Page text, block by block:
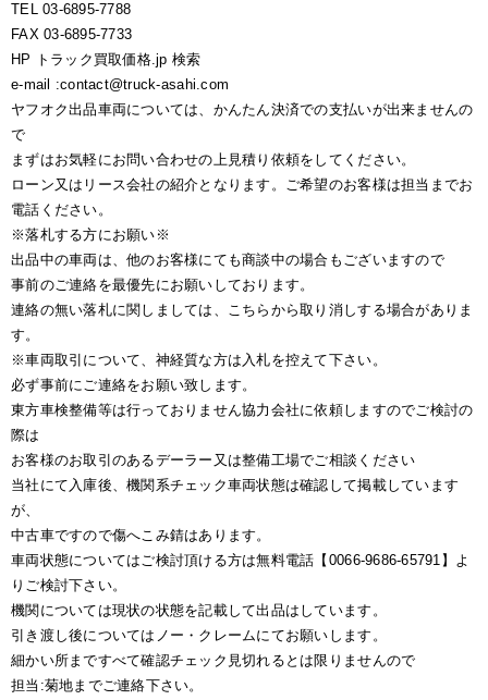
TEL 03-6895-7788
FAX 03-6895-7733
HP トラック買取価格.jp 検索
e-mail :contact@truck-asahi.com
ヤフオク出品車両については、かんたん決済での支払いが出来ませんの
で
まずはお気軽にお問い合わせの上見積り依頼をしてください。
ローン又はリース会社の紹介となります。ご希望のお客様は担当までお
電話ください。
※落札する方にお願い※
出品中の車両は、他のお客様にても商談中の場合もございますので
事前のご連絡を最優先にお願いしております。
連絡の無い落札に関しましては、こちらから取り消しする場合がありま
す。
※車両取引について、神経質な方は入札を控えて下さい。
必ず事前にご連絡をお願い致します。
東方車検整備等は行っておりません協力会社に依頼しますのでご検討の
際は
お客様のお取引のあるデーラー又は整備工場でご相談ください
当社にて入庫後、機関系チェック車両状態は確認して掲載しています
が、
中古車ですので傷へこみ錆はあります。
車両状態についてはご検討頂ける方は無料電話【0066-9686-65791】よ
りご検討下さい。
機関については現状の状態を記載して出品はしています。
引き渡し後についてはノー・クレームにてお願いします。
細かい所まですべて確認チェック見切れるとは限りませんので
担当:菊地までご連絡下さい。